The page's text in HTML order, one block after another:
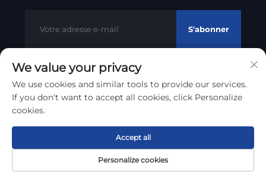
S'abonner
Droits d'auteur © 2012 - 2023 Litong Cable Technology Co.,
Ltd
Politique de confidentialité
Remonter en haut
We value your privacy
We use cookies and similar tools to provide our services.
If you don't want to accept all cookies, click Personalize
cookies.
Personalize cookies
Accept all